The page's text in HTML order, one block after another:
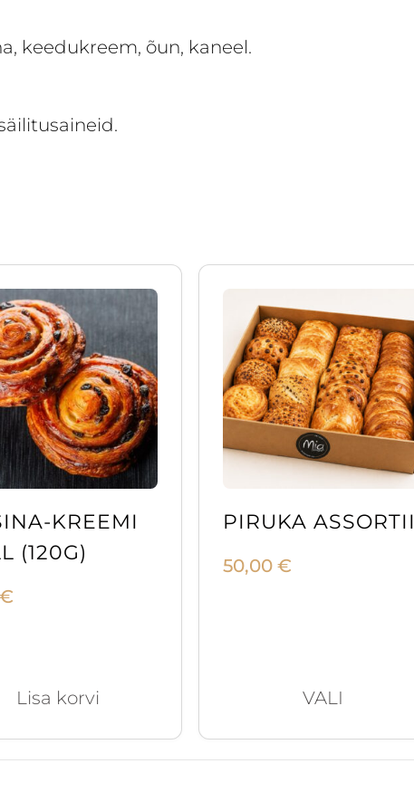
keedukreem, õun, kaneel.
KREEMI
(120G)
€
Lisa korvi
PIRUKA ASSORTII
50,00 €
VALI